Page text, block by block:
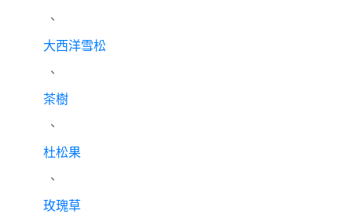
、
大西洋雪松
、
茶樹
、
杜松果
、
玫瑰草